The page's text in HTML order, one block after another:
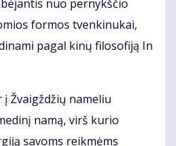
nuo pernykščio
formos tvenkinukai,
pagal kinų filosofiją In
Žvaigždžių nameliu
namą, virš kurio
savoms reikmėms